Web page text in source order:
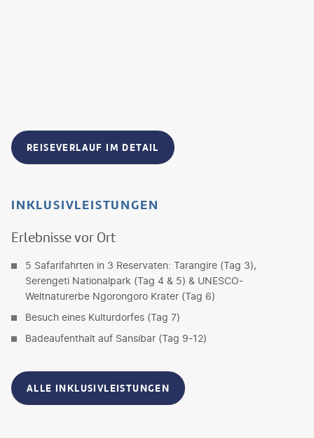
REISEVERLAUF IM DETAIL
INKLUSIVLEISTUNGEN
Erlebnisse vor Ort
5 Safarifahrten in 3 Reservaten: Tarangire (Tag 3),
Serengeti Nationalpark (Tag 4 & 5) & UNESCO-
Weltnaturerbe Ngorongoro Krater (Tag 6)
Besuch eines Kulturdorfes (Tag 7)
Badeaufenthalt auf Sansibar (Tag 9-12)
ALLE INKLUSIVLEISTUNGEN